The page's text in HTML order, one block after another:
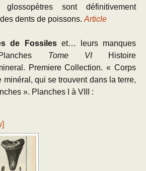
sont définitivement
dents de poissons. Article
de Fossileset… leurs manques
Tome VI
Histoire
Premiere Collection. « Corps
minéral, qui se trouvent dans la terre,
». Planches I à VIII :